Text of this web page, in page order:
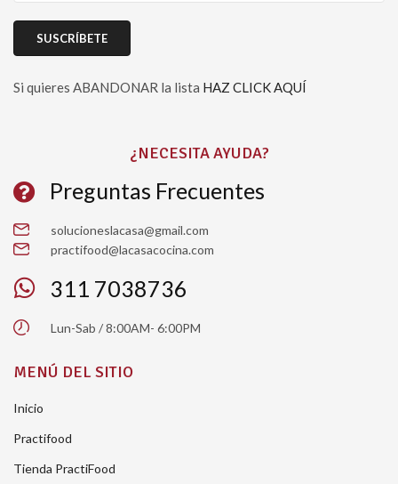
Si quieres ABANDONAR la lista HAZ CLICK AQUÍ
¿NECESITA AYUDA?
Preguntas Frecuentes
solucioneslacasa@gmail.com
practifood@lacasacocina.com
311 7038736
Lun-Sab / 8:00AM- 6:00PM
MENÚ DEL SITIO
Inicio
Practifood
Tienda PractiFood